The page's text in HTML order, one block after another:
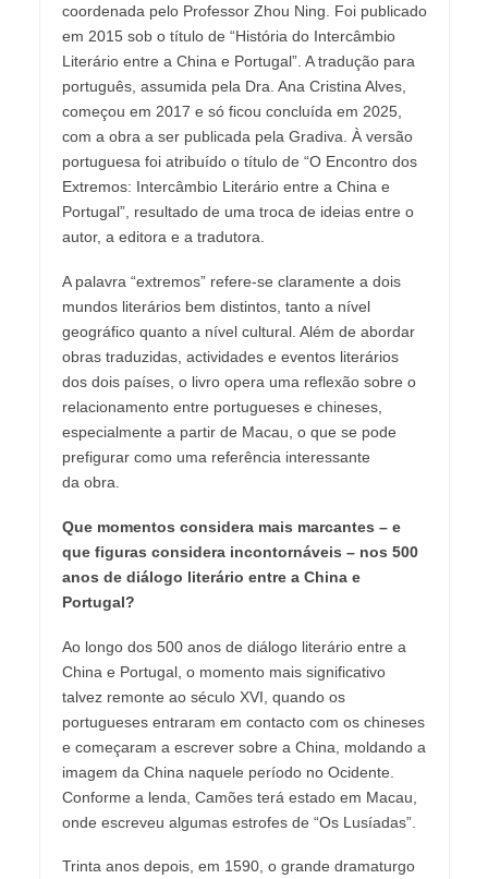
coordenada pelo Professor Zhou Ning. Foi publicado
em 2015 sob o título de “História do Intercâmbio
Literário entre a China e Portugal”. A tradução para
português, assumida pela Dra. Ana Cristina Alves,
começou em 2017 e só ficou concluída em 2025,
com a obra a ser publicada pela Gradiva. À versão
portuguesa foi atribuído o título de “O Encontro dos
Extremos: Intercâmbio Literário entre a China e
Portugal”, resultado de uma troca de ideias entre o
autor, a editora e a tradutora.
A palavra “extremos” refere-se claramente a dois
mundos literários bem distintos, tanto a nível
geográfico quanto a nível cultural. Além de abordar
obras traduzidas, actividades e eventos literários
dos dois países, o livro opera uma reflexão sobre o
relacionamento entre portugueses e chineses,
especialmente a partir de Macau, o que se pode
prefigurar como uma referência interessante
da obra.
Que momentos considera mais marcantes – e
que figuras considera incontornáveis – nos 500
anos de diálogo literário entre a China e
Portugal?
Ao longo dos 500 anos de diálogo literário entre a
China e Portugal, o momento mais significativo
talvez remonte ao século XVI, quando os
portugueses entraram em contacto com os chineses
e começaram a escrever sobre a China, moldando a
imagem da China naquele período no Ocidente.
Conforme a lenda, Camões terá estado em Macau,
onde escreveu algumas estrofes de “Os Lusíadas”.
Trinta anos depois, em 1590, o grande dramaturgo